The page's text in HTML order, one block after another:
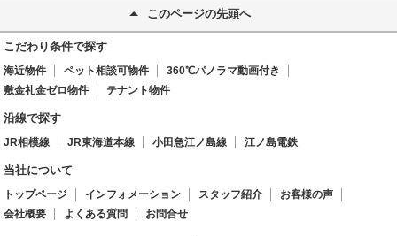
このページの先頭へ
こだわり条件で探す
海近物件 ペット相談可物件
360℃パノラマ動画付き
敷金礼金ゼロ物件
テナント物件
沿線で探す
JR相模線 JR東海道本線 小田急江ノ島線 江ノ島電鉄
当社について
トップページ インフォメーション スタッフ紹介
お客様の声
会社概要
よくある質問 お問合せ